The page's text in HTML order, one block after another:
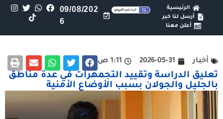
الرئيسية
أرسل لنا خبر
أعلن معنا
09/08/202
6
أخبار 2026-05-31 1:11 ص
تعليق الدراسة وتقييد التجمهرات في عدة مناطق
بالجليل والجولان بسبب الأوضاع الأمنية